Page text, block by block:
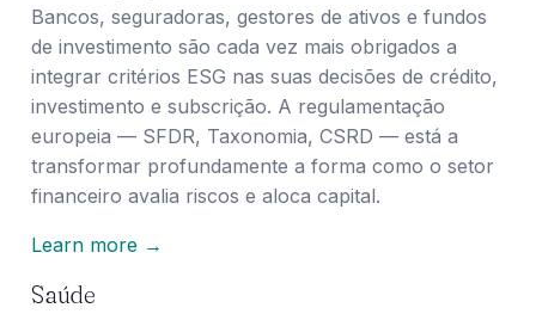
Bancos, seguradoras, gestores de ativos e fundos
de investimento são cada vez mais obrigados a
integrar critérios ESG nas suas decisões de crédito,
investimento e subscrição. A regulamentação
europeia — SFDR, Taxonomia, CSRD — está a
transformar profundamente a forma como o setor
financeiro avalia riscos e aloca capital.
Learn more →
Saúde